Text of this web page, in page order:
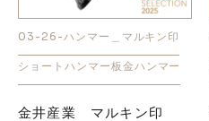
03-26-ハンマー＿マルキン印
ショートハンマー板金ハンマー
金井産業 マルキン印